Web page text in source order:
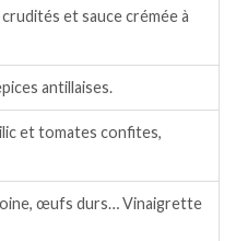
et sauce crémée à
antillaises.
et tomates confites,
œufs durs… Vinaigrette